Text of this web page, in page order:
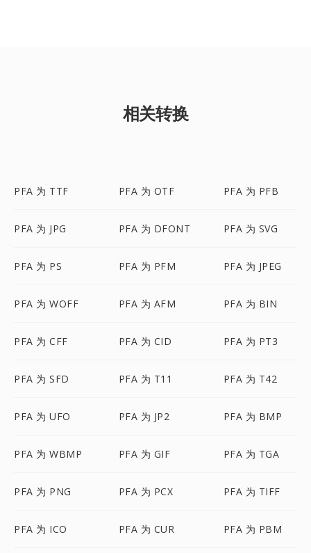
相关转换
PFA 为 TTF PFA 为 OTF PFA 为 PFB
PFA 为 JPG PFA 为 DFONT PFA 为 SVG
PFA 为 PS PFA 为 PFM PFA 为 JPEG
PFA 为 WOFF PFA 为 AFM PFA 为 BIN
PFA 为 CFF PFA 为 CID PFA 为 PT3
PFA 为 SFD PFA 为 T11 PFA 为 T42
PFA 为 UFO PFA 为 JP2 PFA 为 BMP
PFA 为 WBMP PFA 为 GIF PFA 为 TGA
PFA 为 PNG PFA 为 PCX PFA 为 TIFF
PFA 为 ICO PFA 为 CUR PFA 为 PBM